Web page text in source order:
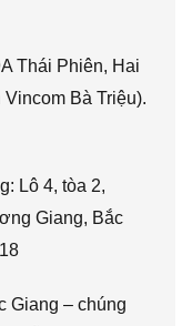
Thái Phiên, Hai
Bà Triệu).
Lô 4, tòa 2,
Giang, Bắc
Giang – chúng